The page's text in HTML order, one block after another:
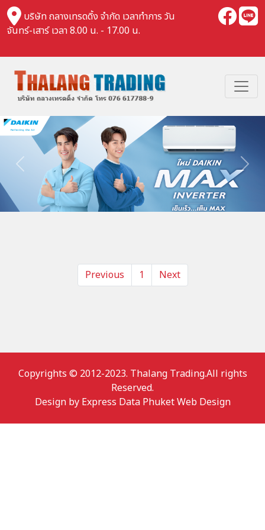
บริษัท ถลางเทรดดิ้ง จำกัด เวลาทำการ วัน
จันทร์-เสาร์ เวลา 8.00 น. - 17.00 น.
Previous Next
Previous 1 Next
Copyrights © 2012-2023. Thalang Trading.All rights
Reserved.
Design by Express Data Phuket Web Design